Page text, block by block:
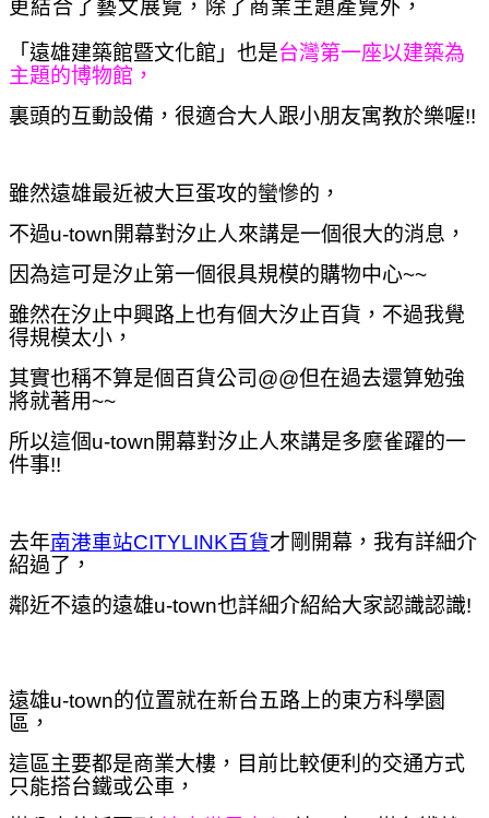
更結合了藝文展覽，除了商業主題產覽外，
「遠雄建築館暨文化館」也是台灣第一座以建築為
主題的博物館，
裏頭的互動設備，很適合大人跟小朋友寓教於樂喔!!
雖然遠雄最近被大巨蛋攻的蠻慘的，
不過u-town開幕對汐止人來講是一個很大的消息，
因為這可是汐止第一個很具規模的購物中心~~
雖然在汐止中興路上也有個大汐止百貨，不過我覺
得規模太小，
其實也稱不算是個百貨公司@@但在過去還算勉強
將就著用~~
所以這個u-town開幕對汐止人來講是多麼雀躍的一
件事!!
去年南港車站CITYLINK百貨才剛開幕，我有詳細介
紹過了，
鄰近不遠的遠雄u-town也詳細介紹給大家認識認識!
遠雄u-town的位置就在新台五路上的東方科學園
區，
這區主要都是商業大樓， 目前比較便利的交通方式
只能搭台鐵或公車，